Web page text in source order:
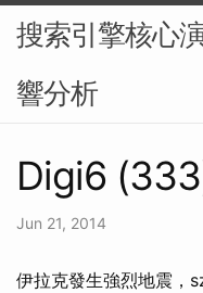
搜索引擎核心
響分析
Digi6
Jun 21, 2014
伊拉克發生強烈地震，